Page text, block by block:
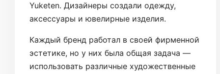
Yuketen. Дизайнеры создали одежду,
аксессуары и ювелирные изделия.
Каждый бренд работал в своей фирменной
эстетике, но у них была общая задача —
использовать различные художественные